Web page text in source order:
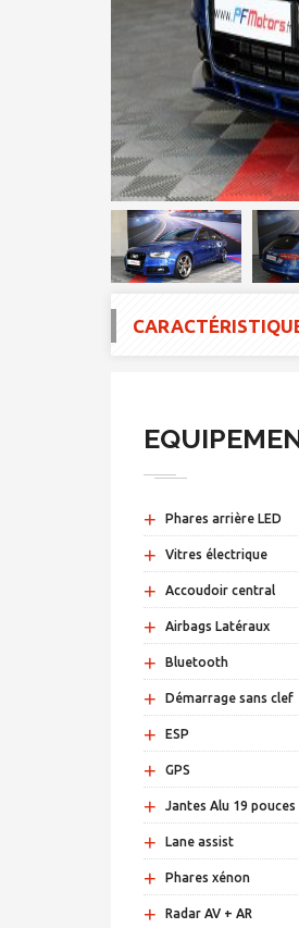
+ Phares arrière LED
+ Vitres électrique
+ Accoudoir central
+ Airbags Latéraux
+ Bluetooth
+ Démarrage sans clef
+ ESP
+ GPS
+ Jantes Alu 19 pouces
+ Lane assist
+ Phares xénon
+ Radar AV + AR